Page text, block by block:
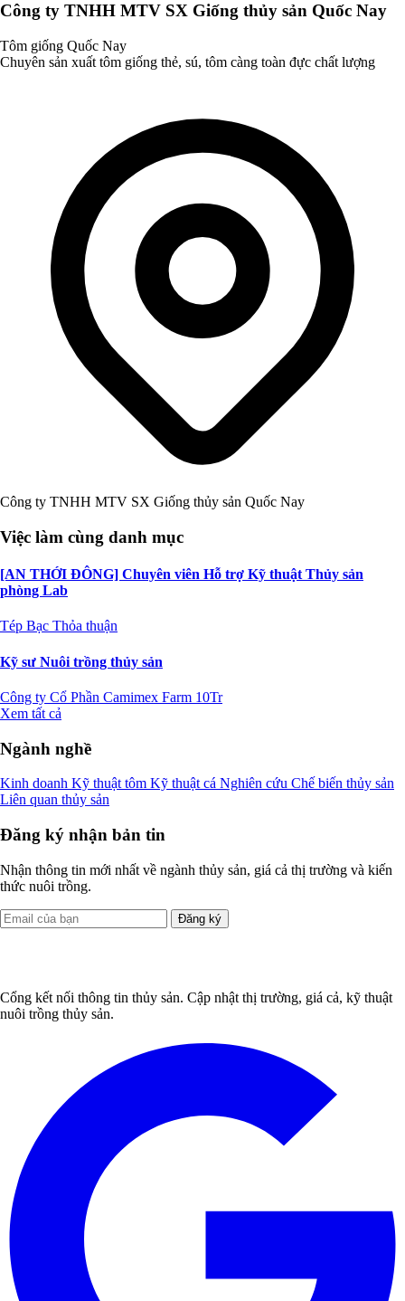
Công ty TNHH MTV SX Giống thủy sản Quốc Nay
Tôm giống Quốc Nay
Chuyên sản xuất tôm giống thẻ, sú, tôm càng toàn đực chất lượng
Công ty TNHH MTV SX Giống thủy sản Quốc Nay
Việc làm cùng danh mục
[AN THỚI ĐÔNG] Chuyên viên Hỗ trợ Kỹ thuật Thủy sản
phòng Lab
Tép Bạc Thỏa thuận
Kỹ sư Nuôi trồng thủy sản
Công ty Cổ Phần Camimex Farm 10Tr
Xem tất cả
Ngành nghề
Kinh doanh Kỹ thuật tôm Kỹ thuật cá Nghiên cứu Chế biến thủy sản
Liên quan thủy sản
Đăng ký nhận bản tin
Nhận thông tin mới nhất về ngành thủy sản, giá cả thị trường và kiến
thức nuôi trồng.
Đăng ký
Cổng kết nối thông tin thủy sản. Cập nhật thị trường, giá cả, kỹ thuật
nuôi trồng thủy sản.